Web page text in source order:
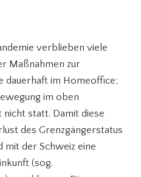
verblieben viele
Maßnahmen zur
dauerhaft im Homeoffice;
im oben
nicht statt. Damit diese
des Grenzgängerstatus
mit der Schweiz eine
(sog.